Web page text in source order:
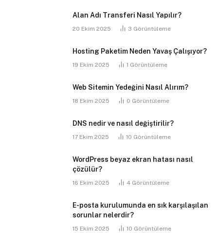
Alan Adı Transferi Nasıl Yapılır?
20 Ekim 2025 3 Görüntüleme
Hosting Paketim Neden Yavaş Çalışıyor?
19 Ekim 2025 1 Görüntüleme
Web Sitemin Yedeğini Nasıl Alırım?
18 Ekim 2025 0 Görüntüleme
DNS nedir ve nasıl değiştirilir?
17 Ekim 2025 10 Görüntüleme
WordPress beyaz ekran hatası nasıl
çözülür?
16 Ekim 2025 4 Görüntüleme
E-posta kurulumunda en sık karşılaşılan
sorunlar nelerdir?
15 Ekim 2025 10 Görüntüleme